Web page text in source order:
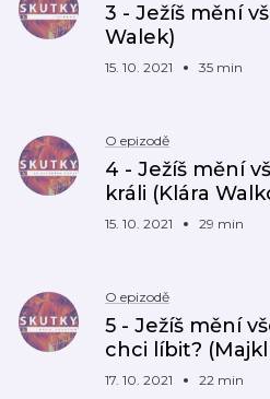
3 - Ježíš mění
Walek)
15. 10. 2021 35 min
O epizodě
4 - Ježíš mění
králi (Klára
15. 10. 2021 29 min
O epizodě
5 - Ježíš mění
chci líbit?
17. 10. 2021 22 min